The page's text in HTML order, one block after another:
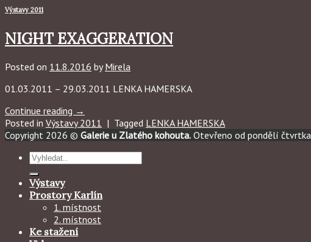
Výstavy 2011
NIGHT EXAGGERATION
Posted on 11.8.2016 byMirela
01.03.2011 – 29.03.2011 LENKA HAMERSKA
Continue reading →
Posted in Výstavy 2011 | Tagged LENKA HAMERSKA
Copyright 2026 © Galerie u Zlatého kohouta. Otevřeno od pondělí čtvrtka,
Hledat:
Výstavy
Prostory Karlín
1. místnost
2. místnost
Ke stažení